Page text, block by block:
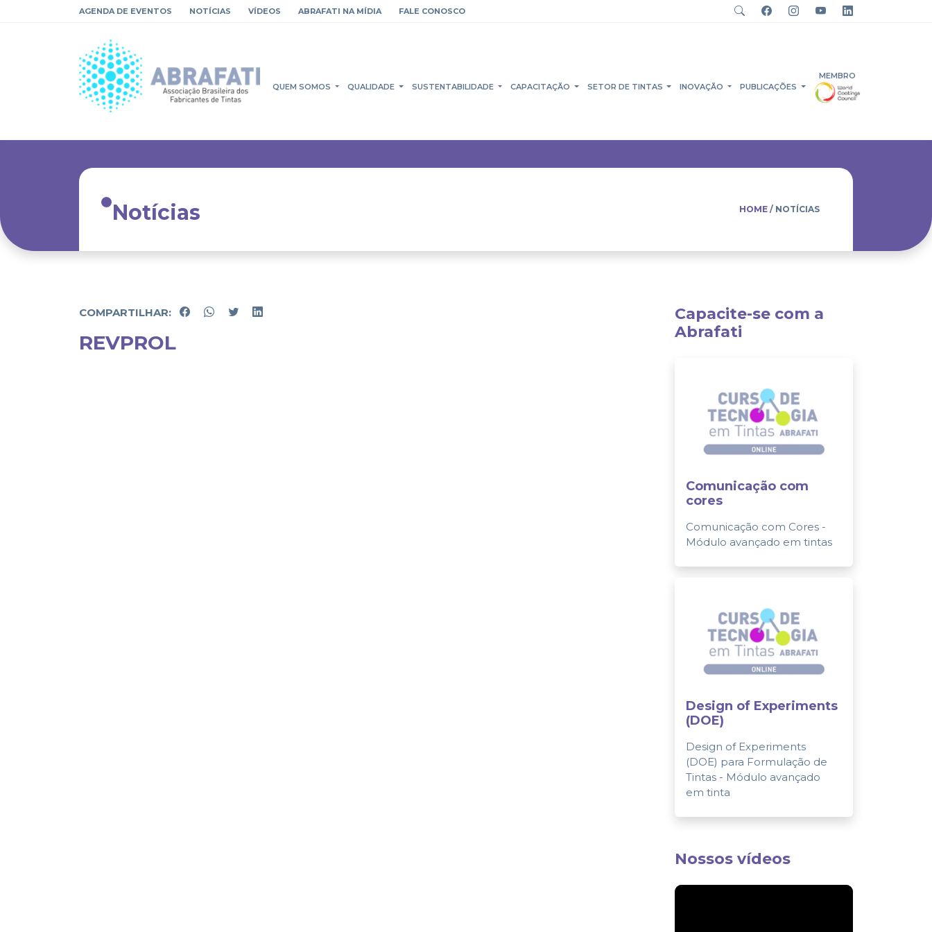
AGENDA DE EVENTOS NOTÍCIAS VÍDEOS ABRAFATI NA MÍDIA FALE CONOSCO
QUEM SOMOS QUALIDADE SUSTENTABILIDADE CAPACITAÇÃO SETOR DE TINTAS INOVAÇÃO PUBLICAÇÕES
MEMBRO
Notícias HOME / NOTÍCIAS
COMPARTILHAR:
REVPROL
Capacite-se com a
Abrafati
Comunicação com
cores
Comunicação com Cores -
Módulo avançado em tintas
Design of Experiments
(DOE)
Design of Experiments
(DOE) para Formulação de
Tintas - Módulo avançado
em tinta
Nossos vídeos